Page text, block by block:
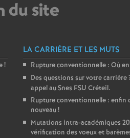
du site
!
LA CARRIÈRE ET LES MUTS
Rupture conventionnelle : Où
Des questions sur votre carrière
appel au Snes FSU Créteil.
Rupture conventionnelle : enfin
nouveau!
Mutations intra-académiques
vérification des voeux et